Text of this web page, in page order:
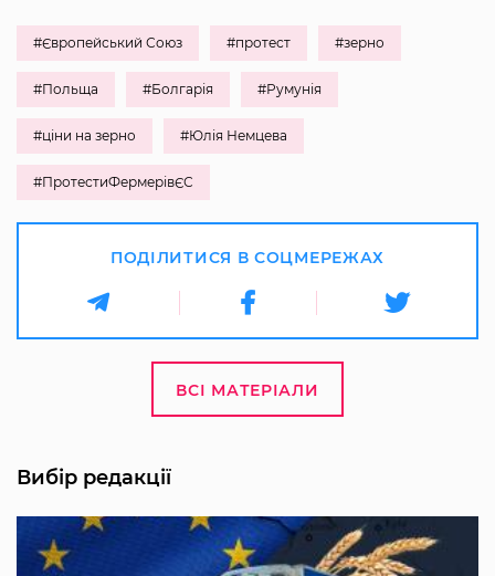
#Європейський Союз #протест #зерно
#Польща #Болгарія #Румунія
#ціни на зерно #Юлія Немцева
#ПротестиФермерівЄС
ПОДІЛИТИСЯ В СОЦМЕРЕЖАХ
ВСІ МАТЕРІАЛИ
Вибір редакції